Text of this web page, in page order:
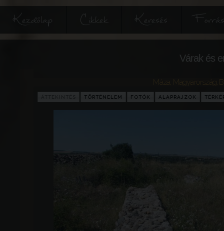
Kezdőlap Cikkek Keresés
Várak és
Máza Magyarország
TÖRTÉNELEM FOTÓK ALAPRAJZOK